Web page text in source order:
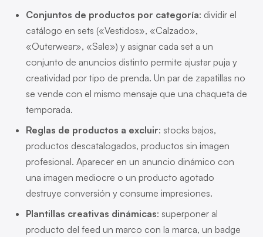
Conjuntos de productos por categoría: dividir el
catálogo en sets («Vestidos», «Calzado»,
«Outerwear», «Sale») y asignar cada set a un
conjunto de anuncios distinto permite ajustar puja y
creatividad por tipo de prenda. Un par de zapatillas no
se vende con el mismo mensaje que una chaqueta de
temporada.
Reglas de productos a excluir: stocks bajos,
productos descatalogados, productos sin imagen
profesional. Aparecer en un anuncio dinámico con
una imagen mediocre o un producto agotado
destruye conversión y consume impresiones.
Plantillas creativas dinámicas: superponer al
producto del feed un marco con la marca, un badge